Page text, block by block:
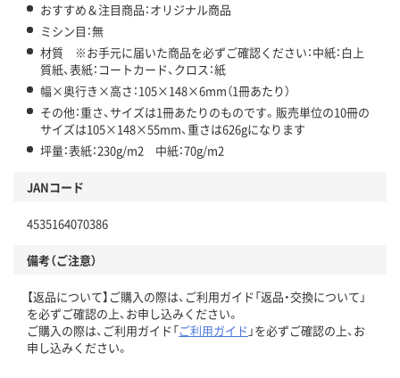
おすすめ＆注目商品：オリジナル商品
ミシン目：無
材質 ※お手元に届いた商品を必ずご確認ください：中紙：白上
質紙、表紙：コートカード、クロス：紙
幅×奥行き×高さ：105×148×6mm（1冊あたり）
その他：重さ、サイズは1冊あたりのものです。販売単位の10冊の
サイズは105×148×55mm、重さは626gになります
坪量：表紙：230g/m2 中紙：70g/m2
JANコード
4535164070386
備考（ご注意）
【返品について】ご購入の際は、ご利用ガイド「返品・交換について」
を必ずご確認の上、お申し込みください。
ご購入の際は、ご利用ガイド「ご利用ガイド 」を必ずご確認の上、お
申し込みください。